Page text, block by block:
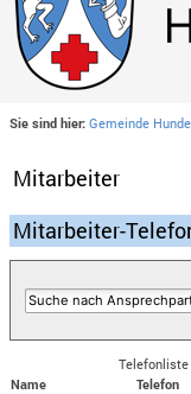
Sie sind hier: Gemeinde
Mitarbeiter
Mitarbeiter-
Name
Telefon